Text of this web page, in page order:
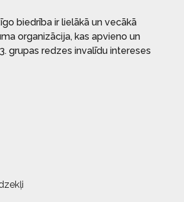
biedrība ir lielākā un vecākā
organizācija, kas apvieno un
grupas redzes invalīdu intereses